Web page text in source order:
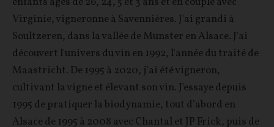
Virginie, vigneronne à Savennières. J'ai grandi à
Soultzeren, dans la vallée de Munster en Alsace. J'ai
découvert l'univers du vin en 1992, l'année du traité de
Maastricht. De 1995 à 2020, j'ai été vigneron,
cultivant la vigne et élevant son vin. J'essaye depuis
1995 de pratiquer la biodynamie, tout d’abord en
Alsace de 1995 à 2008 avec Chantal et JP Frick, puis de